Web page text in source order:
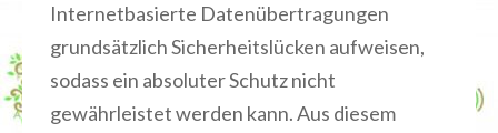
Internetbasierte Datenübertragungen
grundsätzlich Sicherheitslücken aufweisen,
sodass ein absoluter Schutz nicht
gewährleistet werden kann. Aus diesem